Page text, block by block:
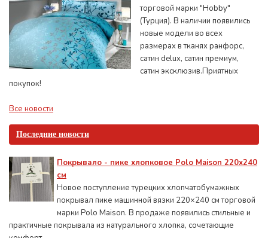
Последние новости
Покрывало - пике хлопковое Polo Maison 220х240
см
Новое поступление турецких хлопчатобумажных
покрывал пике машинной вязки 220×240 см торговой
марки Polo Maison. В продаже появились стильные и
практичные покрывала из натурального хлопка, сочетающие
торговой марки "Hobby"
(Турция). В наличии появились
новые модели во всех
размерах в тканях ранфорс,
сатин delux, сатин премиум,
сатин эксклюзив.Приятных
покупок!
Все новости